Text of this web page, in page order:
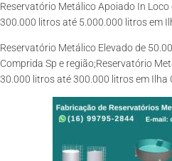
Reservatório Metálico Apoiado In
300.000 litros até 5.000.000 litros em
Reservatório Metálico Elevado de
Comprida Sp e região;Reservatório
30.000 litros até 300.000 litros em Ilha